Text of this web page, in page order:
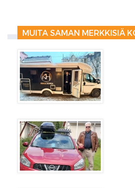
MUITA SAMAN MERKKISIÄ